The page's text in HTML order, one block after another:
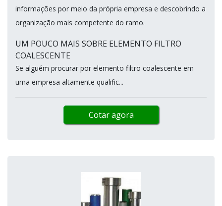
informações por meio da própria empresa e descobrindo a
organização mais competente do ramo.
UM POUCO MAIS SOBRE ELEMENTO FILTRO
COALESCENTE
Se alguém procurar por elemento filtro coalescente em
uma empresa altamente qualific...
Cotar agora